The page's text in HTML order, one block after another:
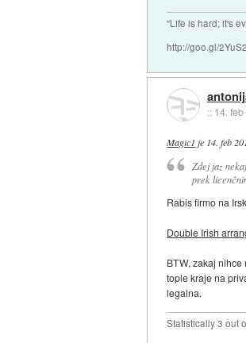
"Life is hard; it's
http://goo.gl/
:: 14.
Magic1 je 14. feb
Zdej jaz
prek
Rabis firmo na
Double Irish
BTW, zakaj
tople kraje na
legalna.
Statistically 3 out